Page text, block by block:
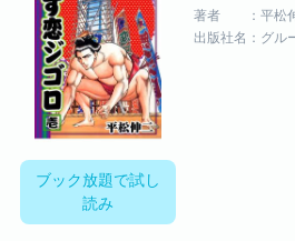
ブック放題で試し
読み
著者 ：平松
出版社名：グル